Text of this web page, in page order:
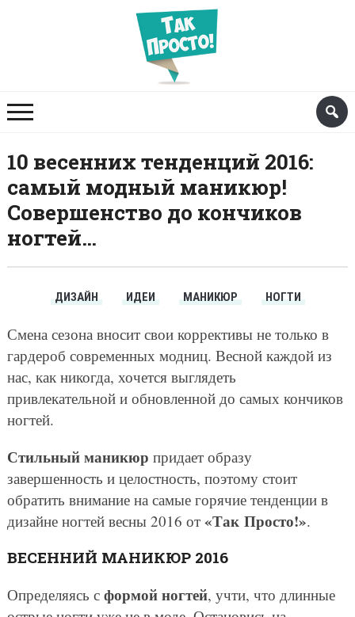
10 весенних тенденций 2016:
самый модный маникюр!
Совершенство до кончиков
ногтей…
ДИЗАЙН ИДЕИ МАНИКЮР НОГТИ
Смена сезона вносит свои коррективы не только в
гардероб современных модниц. Весной каждой из
нас, как никогда, хочется выглядеть
привлекательной и обновленной до самых кончиков
ногтей.
Стильный маникюр придает образу
завершенность и целостность, поэтому стоит
обратить внимание на самые горячие тенденции в
дизайне ногтей весны 2016 от «Так Просто!».
ВЕСЕННИЙ МАНИКЮР 2016
Определяясь с формой ногтей, учти, что длинные